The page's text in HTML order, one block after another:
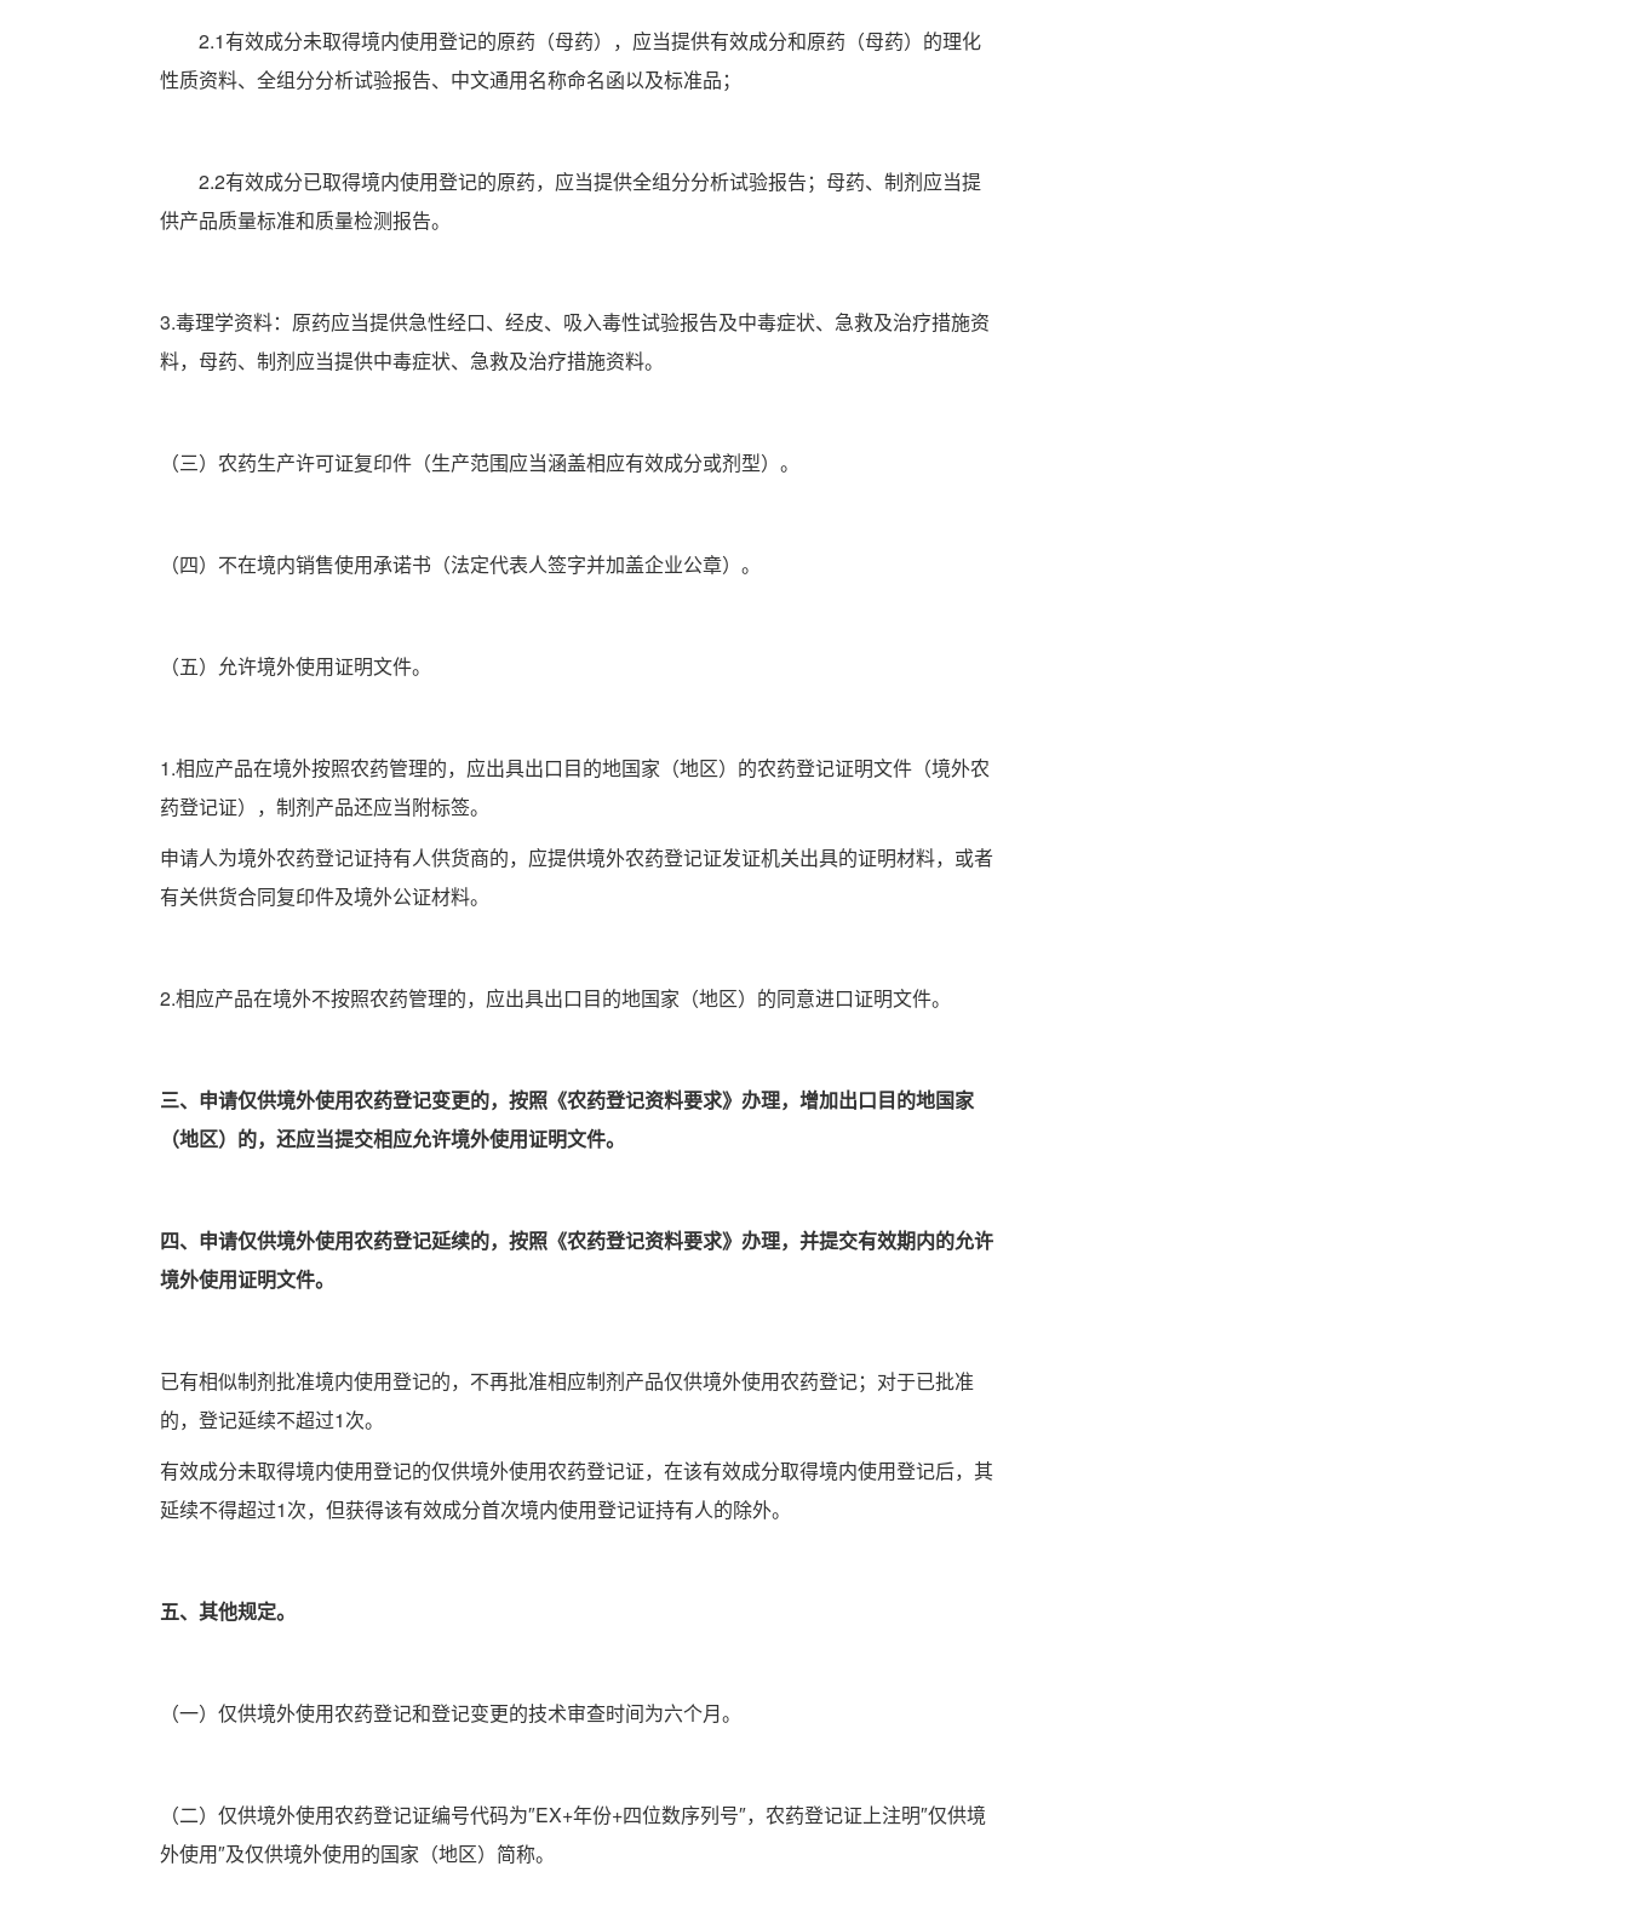
2.1有效成分未取得境内使用登记的原药（母药），应当提供有效成分和原药（母药）的理化
性质资料、全组分分析试验报告、中文通用名称命名函以及标准品；
2.2有效成分已取得境内使用登记的原药，应当提供全组分分析试验报告；母药、制剂应当提
供产品质量标准和质量检测报告。
3.毒理学资料：原药应当提供急性经口、经皮、吸入毒性试验报告及中毒症状、急救及治疗措施资
料，母药、制剂应当提供中毒症状、急救及治疗措施资料。
（三）农药生产许可证复印件（生产范围应当涵盖相应有效成分或剂型）。
（四）不在境内销售使用承诺书（法定代表人签字并加盖企业公章）。
（五）允许境外使用证明文件。
1.相应产品在境外按照农药管理的，应出具出口目的地国家（地区）的农药登记证明文件（境外农
药登记证），制剂产品还应当附标签。
申请人为境外农药登记证持有人供货商的，应提供境外农药登记证发证机关出具的证明材料，或者
有关供货合同复印件及境外公证材料。
2.相应产品在境外不按照农药管理的，应出具出口目的地国家（地区）的同意进口证明文件。
三、申请仅供境外使用农药登记变更的，按照《农药登记资料要求》办理，增加出口目的地国家
（地区）的，还应当提交相应允许境外使用证明文件。
四、申请仅供境外使用农药登记延续的，按照《农药登记资料要求》办理，并提交有效期内的允许
境外使用证明文件。
已有相似制剂批准境内使用登记的，不再批准相应制剂产品仅供境外使用农药登记；对于已批准
的，登记延续不超过1次。
有效成分未取得境内使用登记的仅供境外使用农药登记证，在该有效成分取得境内使用登记后，其
延续不得超过1次，但获得该有效成分首次境内使用登记证持有人的除外。
五、其他规定。
（一）仅供境外使用农药登记和登记变更的技术审查时间为六个月。
（二）仅供境外使用农药登记证编号代码为″EX+年份+四位数序列号″，农药登记证上注明″仅供境
外使用″及仅供境外使用的国家（地区）简称。